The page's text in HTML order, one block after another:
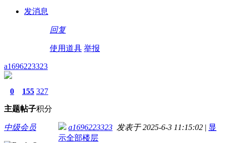
发消息
回复
使用道具 举报
a1696223323
0
主题
155
帖子
327
积分
中级会员 a1696223323 发表于 2025-6-3 11:15:02 | 显
示全部楼层